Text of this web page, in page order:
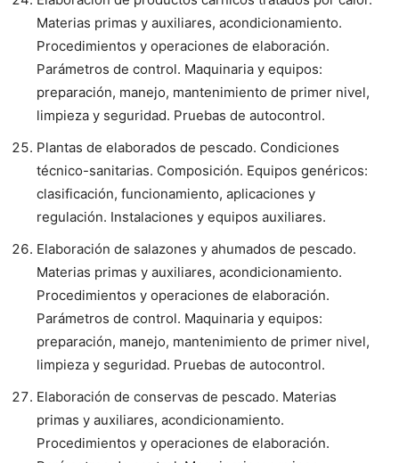
Materias primas y auxiliares, acondicionamiento.
Procedimientos y operaciones de elaboración.
Parámetros de control. Maquinaria y equipos:
preparación, manejo, mantenimiento de primer nivel,
limpieza y seguridad. Pruebas de autocontrol.
Plantas de elaborados de pescado. Condiciones
técnico-sanitarias. Composición. Equipos genéricos:
clasificación, funcionamiento, aplicaciones y
regulación. Instalaciones y equipos auxiliares.
Elaboración de salazones y ahumados de pescado.
Materias primas y auxiliares, acondicionamiento.
Procedimientos y operaciones de elaboración.
Parámetros de control. Maquinaria y equipos:
preparación, manejo, mantenimiento de primer nivel,
limpieza y seguridad. Pruebas de autocontrol.
Elaboración de conservas de pescado. Materias
primas y auxiliares, acondicionamiento.
Procedimientos y operaciones de elaboración.